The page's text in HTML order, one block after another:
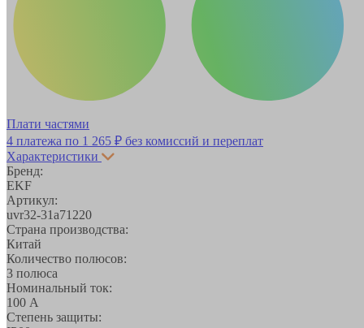
Плати частями
4 платежа по 1 265 ₽ без комиссий и переплат
Характеристики
Бренд:
EKF
Артикул:
uvr32-31a71220
Страна производства:
Китай
Количество полюсов:
3 полюса
Номинальный ток:
100 А
Степень защиты: